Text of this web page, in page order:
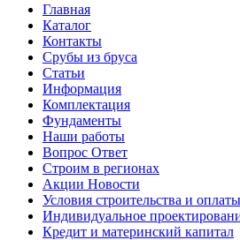
Главная
Каталог
Контакты
Срубы из бруса
Статьи
Информация
Комплектация
Фундаменты
Наши работы
Вопрос Ответ
Строим в регионах
Акции Новости
Условия строительства и оплаты
Индивидуальное
Кредит и материнский капитал